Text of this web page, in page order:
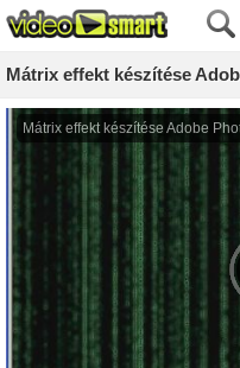
Mátrix effekt készítése